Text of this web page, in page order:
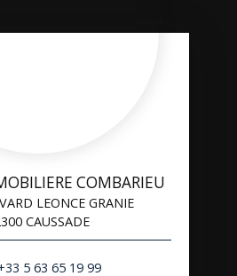
COMBARIEU
LEONCE GRANIE
CAUSSADE
5 63 65 19 99